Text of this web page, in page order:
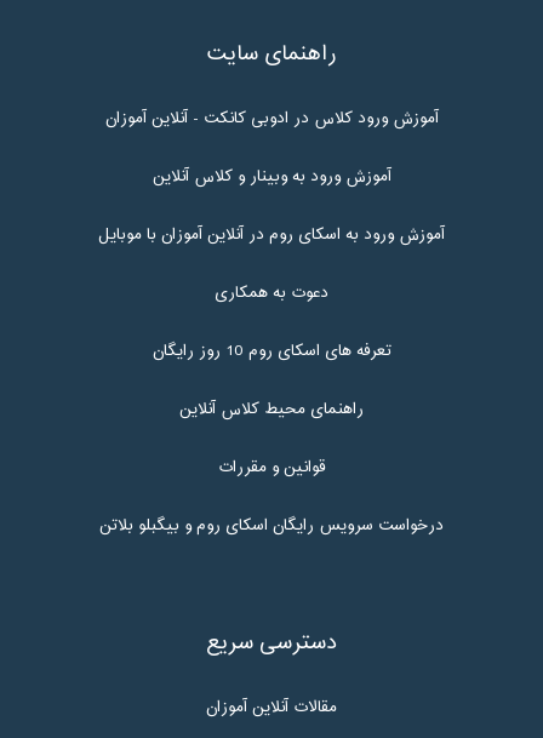
راهنمای سایت
آموزش ورود کلاس در ادوبی کانکت - آنلاین آموزان
آموزش ورود به وبینار و کلاس آنلاین
آموزش ورود به اسکای روم در آنلاین آموزان با موبایل
دعوت به همکاری
تعرفه های اسکای روم 10 روز رایگان
راهنمای محیط کلاس آنلاین
قوانین و مقررات
درخواست سرویس رایگان اسکای روم و بیگبلو بلاتن
دسترسی سریع
مقالات آنلاین آموزان